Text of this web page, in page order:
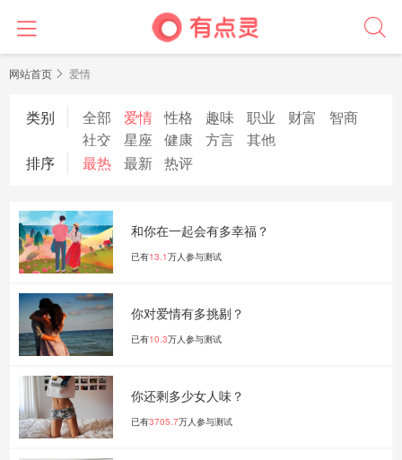
网站首页 爱情
类别 全部 爱情 性格 趣味 职业 财富
智商
社交
星座 健康 方言
其他
排序
最热 最新 热评
和你在一起会有多幸福？
已有13.1万人参与测试
你对爱情有多挑剔？
已有10.3万人参与测试
你还剩多少女人味？
已有3705.7万人参与测试